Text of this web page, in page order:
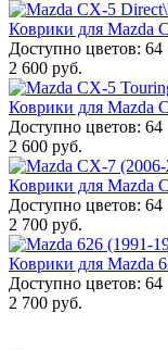
Коврики для Mazda
Доступно цветов: 64
2 600 руб.
Коврики для Mazda
Доступно цветов: 64
2 600 руб.
Коврики для Mazda
Доступно цветов: 64
2 700 руб.
Коврики для Mazda
Доступно цветов: 64
2 700 руб.